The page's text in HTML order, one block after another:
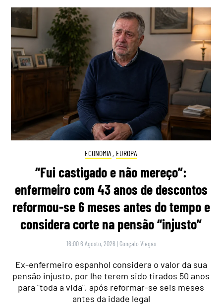
ECONOMIA , EUROPA
“Fui castigado e não mereço”:
enfermeiro com 43 anos de descontos
reformou-se 6 meses antes do tempo e
considera corte na pensão “injusto”
16:00 6 Agosto, 2026 | Gonçalo Viegas
Ex-enfermeiro espanhol considera o valor da sua
pensão injusto, por lhe terem sido tirados 50 anos
para "toda a vida", após reformar-se seis meses
antes da idade legal